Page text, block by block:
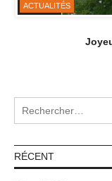
ACTUALITÉS
RÉCENT